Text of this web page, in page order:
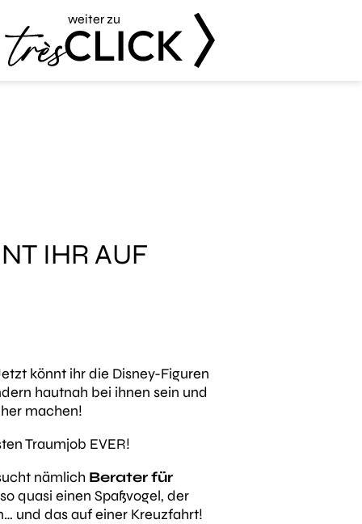
weiter zu
IHR AUF
könnt ihr die Disney-Figuren
hautnah bei ihnen sein und
machen!
Traumjob EVER!
nämlich Berater für
quasi einen Spaßvogel, der
und das auf einer Kreuzfahrt!